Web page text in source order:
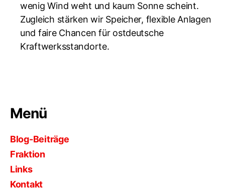
wenig Wind weht und kaum Sonne scheint.
Zugleich stärken wir Speicher, flexible Anlagen
und faire Chancen für ostdeutsche
Kraftwerksstandorte.
Menü
Blog-Beiträge
Fraktion
Links
Kontakt